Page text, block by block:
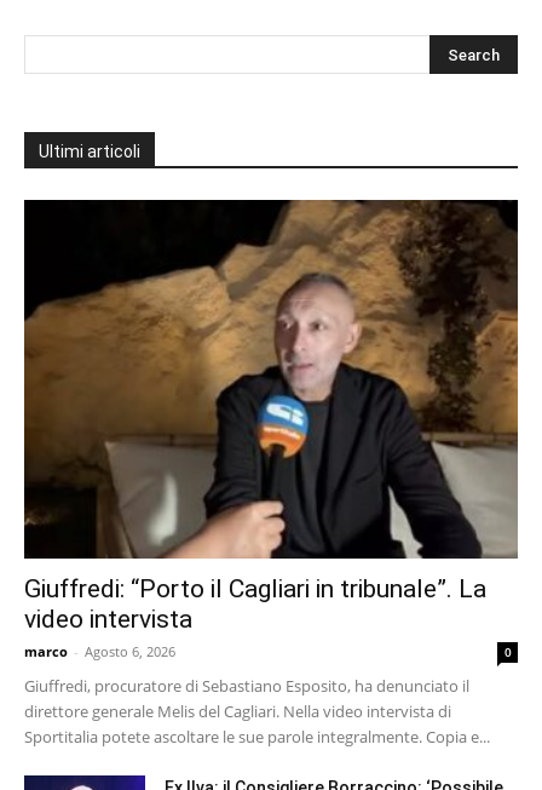
Ultimi articoli
Giuffredi: “Porto il Cagliari in tribunale”. La
video intervista
marco - Agosto 6, 2026 0
Giuffredi, procuratore di Sebastiano Esposito, ha denunciato il
direttore generale Melis del Cagliari. Nella video intervista di
Sportitalia potete ascoltare le sue parole integralmente. Copia e...